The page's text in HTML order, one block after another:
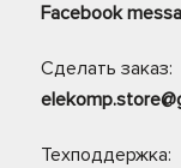
Facebook
Сделать заказ:
Техподдержка: